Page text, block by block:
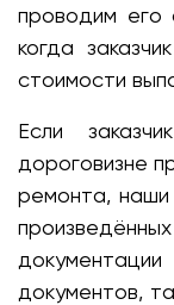
проводим его
когда
стоимости
Если
дороговизне
ремонта, наши
документов,